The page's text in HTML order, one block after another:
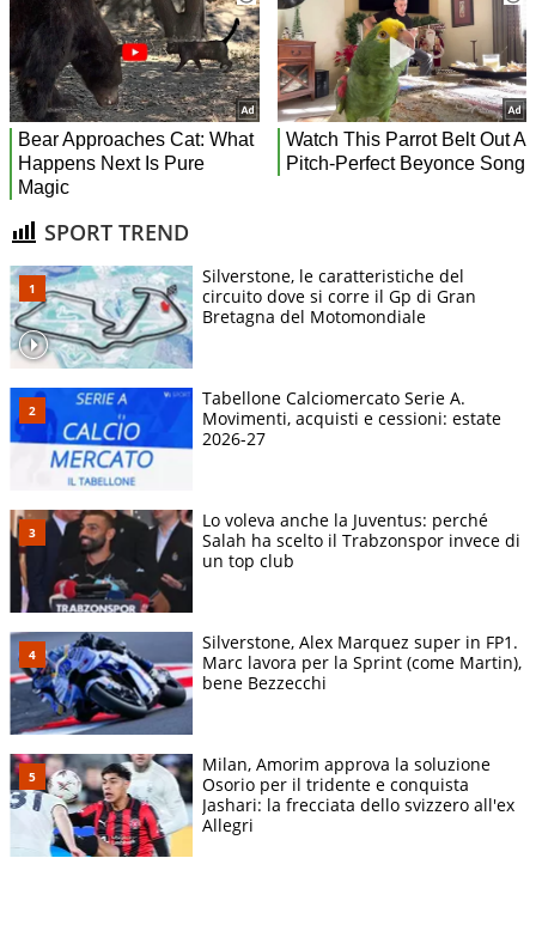
SPORT TREND
Silverstone, le caratteristiche del
circuito dove si corre il Gp di Gran
Bretagna del Motomondiale
Tabellone Calciomercato Serie A.
Movimenti, acquisti e cessioni: estate
2026-27
Lo voleva anche la Juventus: perché
Salah ha scelto il Trabzonspor invece di
un top club
Silverstone, Alex Marquez super in FP1.
Marc lavora per la Sprint (come Martin),
bene Bezzecchi
Milan, Amorim approva la soluzione
Osorio per il tridente e conquista
Jashari: la frecciata dello svizzero all'ex
Allegri